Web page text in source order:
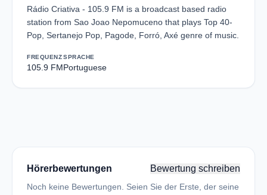
Rádio Criativa - 105.9 FM is a broadcast based radio
station from Sao Joao Nepomuceno that plays Top 40-
Pop, Sertanejo Pop, Pagode, Forró, Axé genre of music.
FREQUENZ
105.9 FM
SPRACHE
Portuguese
Hörerbewertungen Bewertung schreiben
Noch keine Bewertungen. Seien Sie der Erste, der seine